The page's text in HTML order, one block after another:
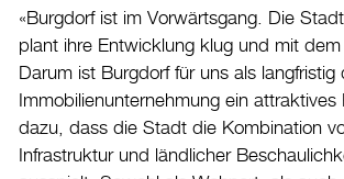
«Burgdorf ist im Vorwärtsgang. Die
plant ihre Entwicklung klug und mit
Darum ist Burgdorf für uns als langfristig
Immobilienunternehmung ein
dazu, dass die Stadt die Kombination
Infrastruktur und ländlicher